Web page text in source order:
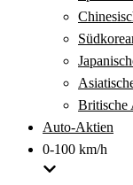
Britische
Auto-Aktien
0-100 km/h